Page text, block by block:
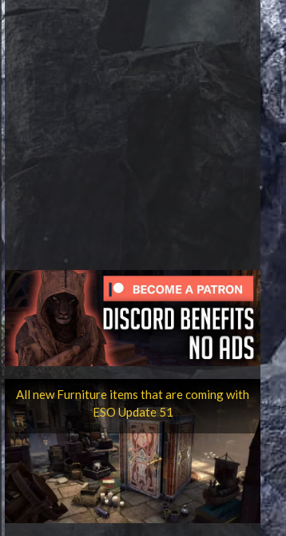
All new Furniture items that are coming with
ESO Update 51